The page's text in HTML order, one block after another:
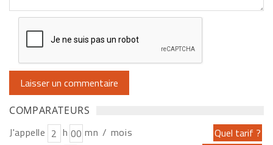
COMPARATEURS
J'appelle h
mn / mois